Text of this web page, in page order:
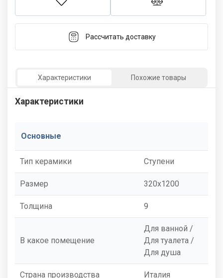
Рассчитать доставку
Характеристики Похожие товары
Характеристики
Основные
Тип керамики Ступени
Размер 320x1200
Толщина 9
В какое помещение
Для ванной /
Для туалета /
Для душа
Страна производства Италия